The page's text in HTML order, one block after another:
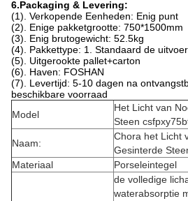
6.Packaging & Levering:
(1). Verkopende Eenheden: Enig punt
(2). Enige pakketgrootte: 750*1500mm
(3). Enig brutogewicht: 52.5kg
(4). Pakkettype: 1. Standaard de
(5). Uitgerookte pallet+carton
(6). Haven: FOSHAN
(7). Levertijd: 5-10 dagen na
beschikbare voorraad
Model
Het Licht van
Steen
Naam:
Chora het Licht
Gesinterde
Materiaal
Porseleintegel
de volledige
waterabsorptie